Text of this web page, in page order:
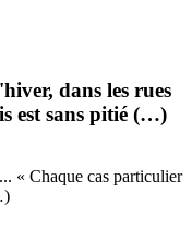
dans les rues
est sans pitié (…)
« Chaque cas particulier